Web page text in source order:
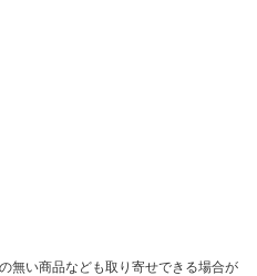
無い商品なども取り寄せできる場合が